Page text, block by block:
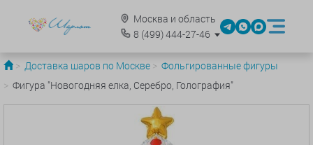
Москва и область
8 (499)444-27-46
Доставка шаров по Москве
Фольгированные фигуры
Фигура "Новогодняя елка, Серебро, Голография"